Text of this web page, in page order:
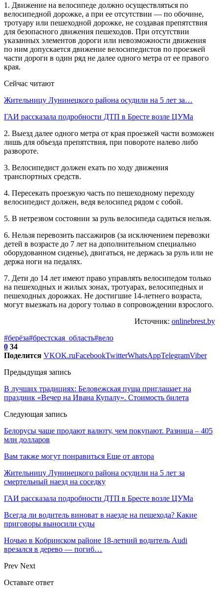
1. Движение на велосипеде должно осуществляться по
велосипедной дорожке, а при ее отсутствии — по обочине,
тротуару или пешеходной дорожке, не создавая препятствия
для безопасного движения пешеходов. При отсутствии
указанных элементов дороги или невозможности движения
по ним допускается движение велосипедистов по проезжей
части дороги в один ряд не далее одного метра от ее правого
края.
Сейчас читают
Жительницу Лунинецкого района осудили на 5 лет за…
ГАИ рассказала подробности ДТП в Бресте возле ЦУМа
2. Выезд далее одного метра от края проезжей части возможен
лишь для объезда препятствия, при повороте налево либо
развороте.
3. Велосипедист должен ехать по ходу движения
транспортных средств.
4. Пересекать проезжую часть по пешеходному переходу
велосипедист должен, ведя велосипед рядом с собой.
5. В нетрезвом состоянии за руль велосипеда садиться нельзя.
6. Нельзя перевозить пассажиров (за исключением перевозки
детей в возрасте до 7 лет на дополнительном специально
оборудованном сиденье), двигаться, не держась за руль или не
держа ноги на педалях.
7. Дети до 14 лет имеют право управлять велосипедом только
на пешеходных и жилых зонах, тротуарах, велосипедных и
пешеходных дорожках. Не достигшие 14-летнего возраста,
могут выезжать на дорогу только в сопровождении взрослого.
Источник: onlinebrest.by
#берёза#брестская_область#вело
0 34
Поделится VKOK.ruFacebookTwitterWhatsAppTelegramViber
Предыдущая запись
В лучших традициях: Беловежская пуща приглашает на
праздник «Вечер на Ивана Купалу». Стоимость билета
Следующая запись
Белорусы чаще продают валюту, чем покупают. Разница – 405
млн долларов
Вам также могут понравиться Еще от автора
Жительницу Лунинецкого района осудили на 5 лет за
смертельный наезд на соседку
ГАИ рассказала подробности ДТП в Бресте возле ЦУМа
Всегда ли водитель виноват в наезде на пешехода? Какие
приговоры выносили суды
Ночью в Кобринском районе 18-летний водитель Audi
врезался в дерево — погиб…
Prev Next
Оставьте ответ